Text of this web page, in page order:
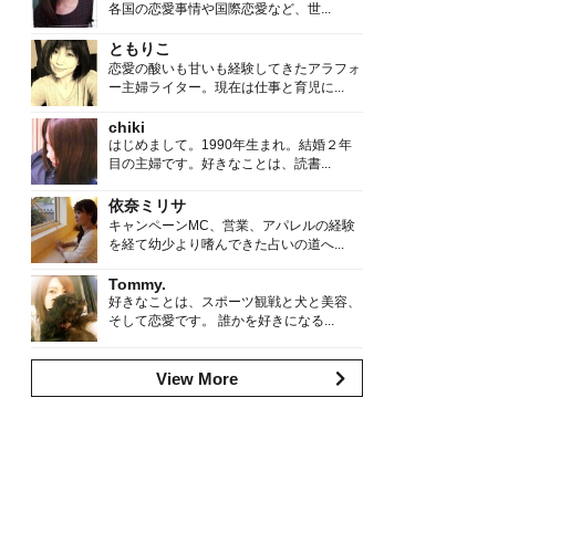
各国の恋愛事情や国際恋愛など、世...
ともりこ
恋愛の酸いも甘いも経験してきたアラフォ
ー主婦ライター。現在は仕事と育児に...
chiki
はじめまして。1990年生まれ。結婚２年
目の主婦です。好きなことは、読書...
依奈ミリサ
キャンペーンMC、営業、アパレルの経験
を経て幼少より嗜んできた占いの道へ...
Tommy.
好きなことは、スポーツ観戦と犬と美容、
そして恋愛です。 誰かを好きになる...
View More